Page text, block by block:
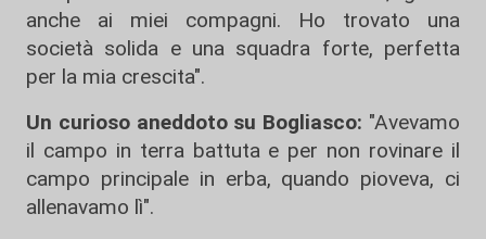
anche ai miei compagni. Ho trovato una
società solida e una squadra forte, perfetta
per la mia crescita".
Un curioso aneddoto su Bogliasco: "Avevamo
il campo in terra battuta e per non rovinare il
campo principale in erba, quando pioveva, ci
allenavamo lì".